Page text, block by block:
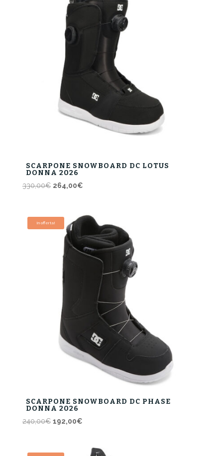
SCARPONE SNOWBOARD DC LOTUS
DONNA 2026
330,00€ Il
era:
330,00€.
264,00€Il
è:
264,00€.
In offerta!
SCARPONE SNOWBOARD DC PHASE
DONNA 2026
240,00€ Il
192,00€Il